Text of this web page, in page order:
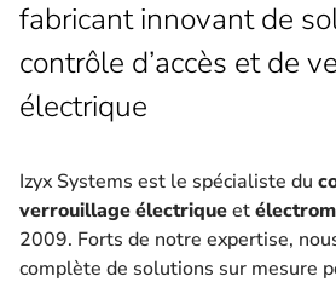
fabricant innovant de
contrôle d’accès et de
électrique
Izyx Systems est le spécialiste du
verrouillage électriqueet
2009. Forts de notre expertise,
complète de solutions sur mesure